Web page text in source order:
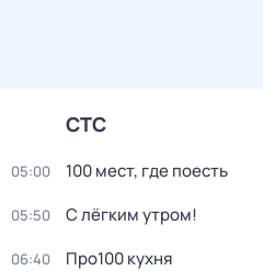
СТС
05:00 100 мест, где поесть
05:50 С лёгким утром!
06:40 Про100 кухня